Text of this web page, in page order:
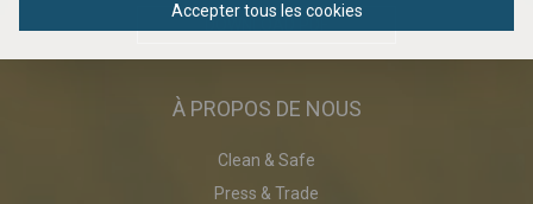
DOWNLOAD PDF
À PROPOS DE NOUS
Clean & Safe
Press & Trade
Accepter tous les cookies